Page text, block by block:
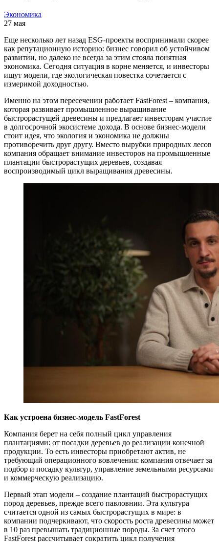
Экономика
27 мая
Еще несколько лет назад ESG-проекты воспринимали скорее
как репутационную историю: бизнес говорил об устойчивом
развитии, но далеко не всегда за этим стояла понятная
экономика. Сегодня ситуация в корне меняется, и инвесторы
ищут модели, где экологическая повестка сочетается с
измеримой доходностью.
Именно на этом пересечении работает FastForest – компания,
которая развивает промышленное выращивание
быстрорастущей древесины и предлагает инвесторам участие
в долгосрочной экосистеме дохода. В основе бизнес-модели
стоит идея, что экология и экономика не должны
противоречить друг другу. Вместо вырубки природных лесов
компания обращает внимание инвесторов на промышленные
плантации быстрорастущих деревьев, создавая
воспроизводимый цикл выращивания древесины.
Как устроена бизнес-модель FastForest
Компания берет на себя полный цикл управления
плантациями: от посадки деревьев до реализации конечной
продукции. То есть инвесторы приобретают актив, не
требующий операционного вовлечения: компания отвечает за
подбор и посадку культур, управление земельными ресурсами
и коммерческую реализацию.
Первый этап модели – создание плантаций быстрорастущих
пород деревьев, прежде всего павловнии. Эта культура
считается одной из самых быстрорастущих в мире: в
компании подчеркивают, что скорость роста древесины может
в 10 раз превышать традиционные породы. За счет этого
FastForest рассчитывает сократить цикл получения